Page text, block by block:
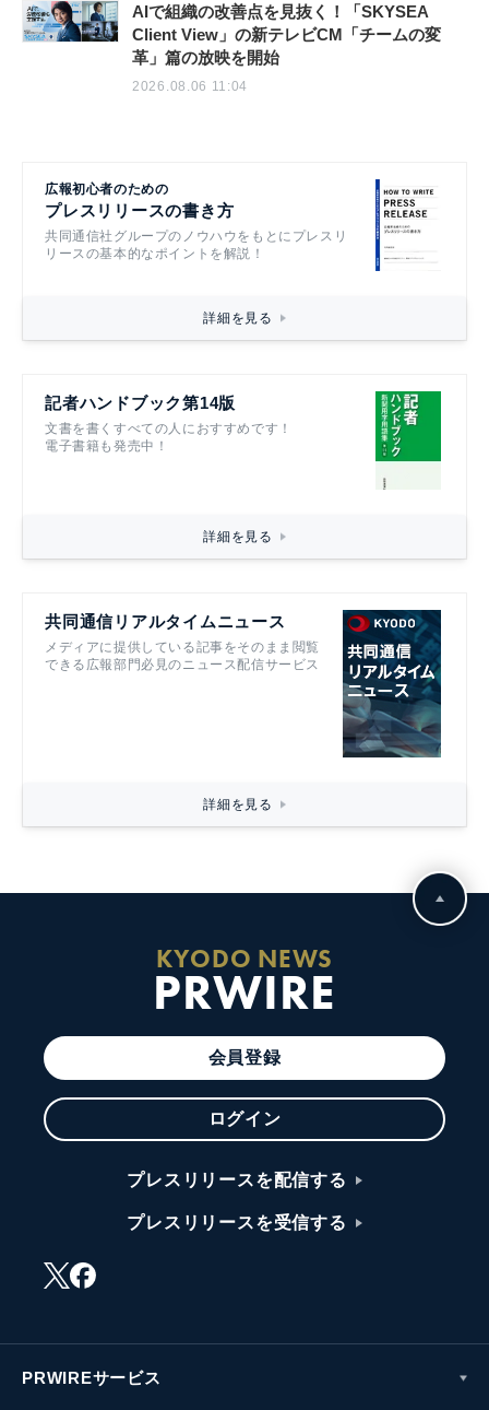
AIで組織の改善点を見抜く！「SKYSEA
Client View」の新テレビCM「チームの変
革」篇の放映を開始
2026.08.06 11:04
広報初心者のための
プレスリリースの書き方
共同通信社グループのノウハウをもとにプレスリ
リースの基本的なポイントを解説！
詳細を見る
記者ハンドブック第14版
文書を書くすべての人におすすめです！
電子書籍も発売中！
詳細を見る
共同通信リアルタイムニュース
メディアに提供している記事をそのまま閲覧
できる広報部門必見のニュース配信サービス
詳細を見る
KYODO NEWS
PRWIRE
会員登録
ログイン
プレスリリースを配信する
プレスリリースを受信する
PRWIREサービス